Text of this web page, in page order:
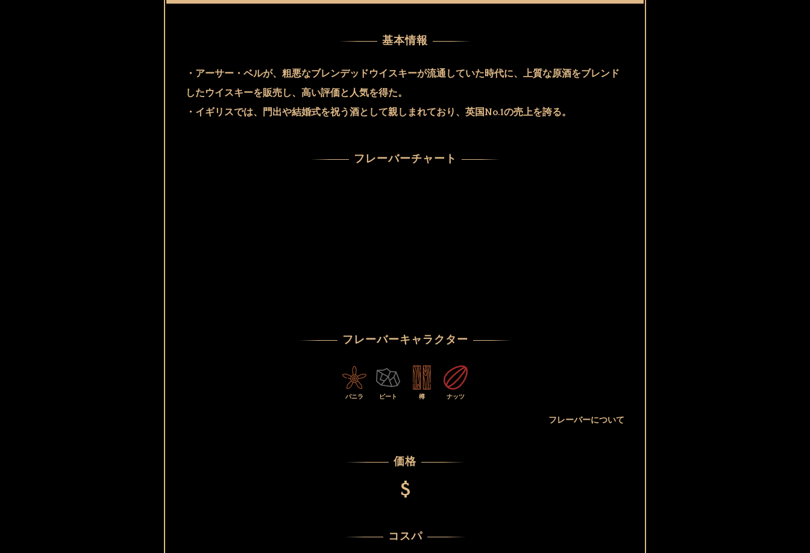
基本情報
・アーサー・ベルが、粗悪なブレンデッドウイスキーが流通していた時代に、上質な原酒をブレンド
したウイスキーを販売し、高い評価と人気を得た。
・イギリスでは、門出や結婚式を祝う酒として親しまれており、英国No.1の売上を誇る。
フレーバーチャート
フレーバーキャラクター
バニラ ピート 樽 ナッツ
フレーバーについて
価格
$
コスパ